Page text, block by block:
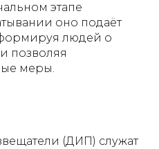
этапе
оно подаёт
людей о
позволяя
меры.
(ДИП) служат